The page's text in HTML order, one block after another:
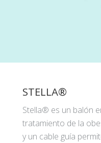
STELLA®
Stella® es un balón
tratamiento de la
y un cable guía